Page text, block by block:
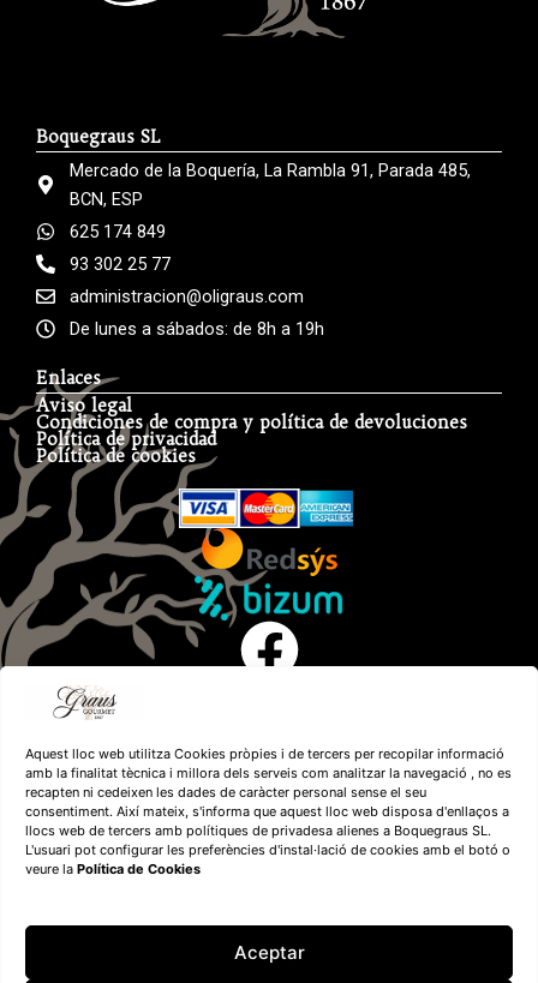
Aquest lloc web utilitza Cookies pròpies i de tercers per recopilar informació
amb la finalitat tècnica i millora dels serveis com analitzar la navegació , no es
recapten ni cedeixen les dades de caràcter personal sense el seu
consentiment. Així mateix, s'informa que aquest lloc web disposa d'enllaços a
llocs web de tercers amb polítiques de privadesa alienes a Boquegraus SL.
L'usuari pot configurar les preferències d'instal·lació de cookies amb el botó o
veure la Política de Cookies
Aceptar
Boquegraus SL
Mercado de la Boquería, La Rambla 91, Parada 485,
BCN, ESP
625 174 849
93 302 25 77
administracion@oligraus.com
De lunes a sábados: de 8h a 19h
Enlaces
Aviso legal
Condiciones de compra y política de devoluciones
Política de privacidad
Política de cookies